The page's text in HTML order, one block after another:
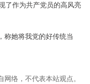
了作为共产党员的高风亮
称她将我党的好传统当
络，不代表本站观点。